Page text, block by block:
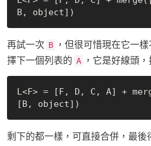
再試一次 B
，但很可惜現在它一
擇下一個列表的 A ，它是好線頭，
L<F> = [F, D, C, A] +
剩下的都一樣，可直接合併，最後